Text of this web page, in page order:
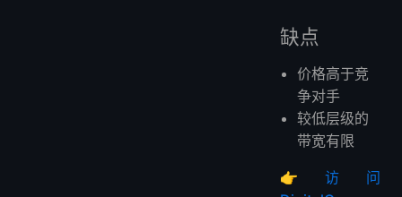
缺点
价格高于竞
争对手
较低层级的
带宽有限
👉 访问